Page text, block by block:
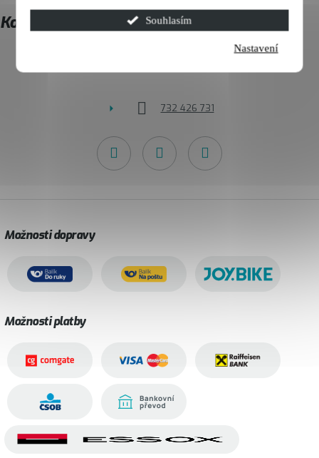
Souhlasím
Nastavení
t
í
Kontakt
732 426 731
Možnosti dopravy
Možnosti platby